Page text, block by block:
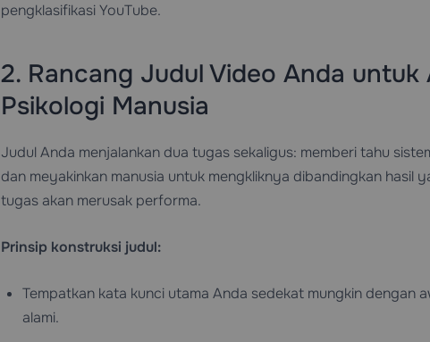
pengklasifikasi YouTube.
2. Rancang Judul Video Anda untuk
Psikologi Manusia
Judul Anda menjalankan dua tugas sekaligus: memberi tahu
dan meyakinkan manusia untuk mengkliknya dibandingkan hasil
tugas akan merusak performa.
Prinsip konstruksi judul:
Tempatkan kata kunci utama Anda sedekat mungkin dengan
alami.